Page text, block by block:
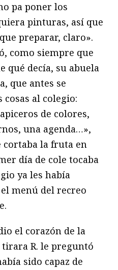
pa poner los
pinturas, así que
preparar, claro».
como siempre que
qué decía, su abuela
que antes se
al colegio:
de colores,
una agenda…»,
la fruta en
día de cole tocaba
ya les había
menú del recreo
el corazón de la
R. le preguntó
sido capaz de